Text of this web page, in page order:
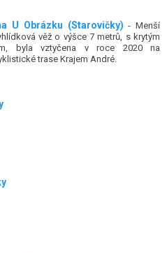
U Obrázku (Starovičky) - Menší
věž o výšce 7 metrů, s krytým
byla vztyčena v roce 2020 na
trase Krajem André.